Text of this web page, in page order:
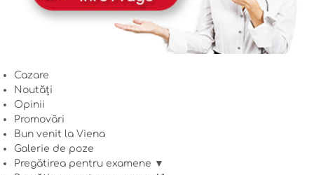
Cazare
Noutăți
Opinii
Promovări
Bun venit la Viena
Galerie de poze
Pregătirea pentru examene ▼